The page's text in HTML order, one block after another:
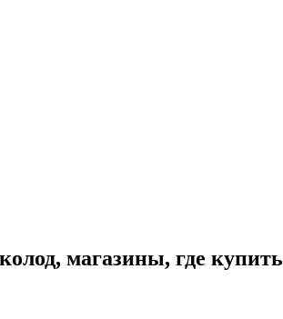
магазины, где купить